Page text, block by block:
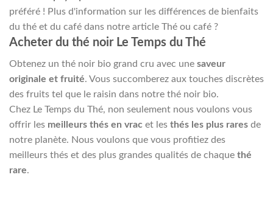
préféré ! Plus d'information sur les différences de bienfaits
du thé et du café dans notre article Thé ou café ?
Acheter du thé noir Le Temps du Thé
Obtenez un thé noir bio grand cru avec une saveur
originale et fruité. Vous succomberez aux touches discrètes
des fruits tel que le raisin dans notre thé noir bio.
Chez Le Temps du Thé, non seulement nous voulons vous
offrir les meilleurs thés en vrac et les thés les plus rares de
notre planète. Nous voulons que vous profitiez des
meilleurs thés et des plus grandes qualités de chaque thé
rare.